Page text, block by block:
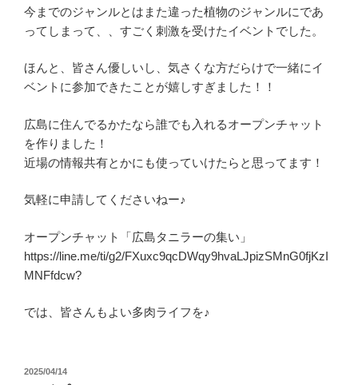
今までのジャンルとはまた違った植物のジャンルにであ
ってしまって、、すごく刺激を受けたイベントでした。
ほんと、皆さん優しいし、気さくな方だらけで一緒にイ
ベントに参加できたことが嬉しすぎました！！
広島に住んでるかたなら誰でも入れるオープンチャット
を作りました！
近場の情報共有とかにも使っていけたらと思ってます！
気軽に申請してくださいねー♪
オープンチャット「広島タニラーの集い」
https://line.me/ti/g2/FXuxc9qcDWqy9hvaLJpizSMnG0fjKzI
MNFfdcw?
では、皆さんもよい多肉ライフを♪
投
2025/04/14